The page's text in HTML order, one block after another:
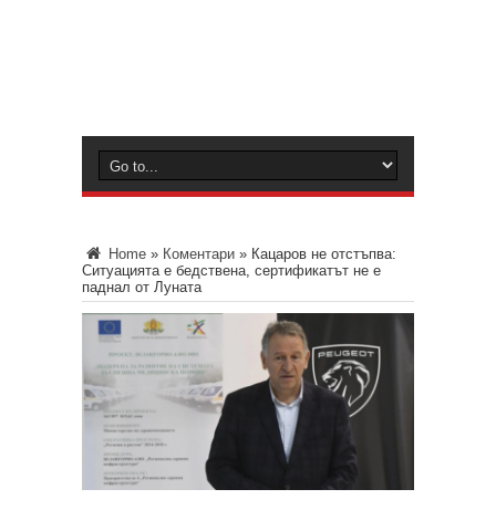
Home » Коментари » Кацаров не отстъпва:
Ситуацията е бедствена, сертификатът не е
паднал от Луната